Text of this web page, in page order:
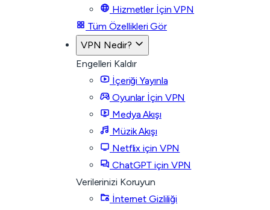
Hizmetler İçin VPN
Tüm Özellikleri Gör
VPN Nedir?
Engelleri Kaldır
İçeriği Yayınla
Oyunlar İçin VPN
Medya Akışı
Müzik Akışı
Netflix için VPN
ChatGPT için VPN
Verilerinizi Koruyun
İnternet Gizliliği